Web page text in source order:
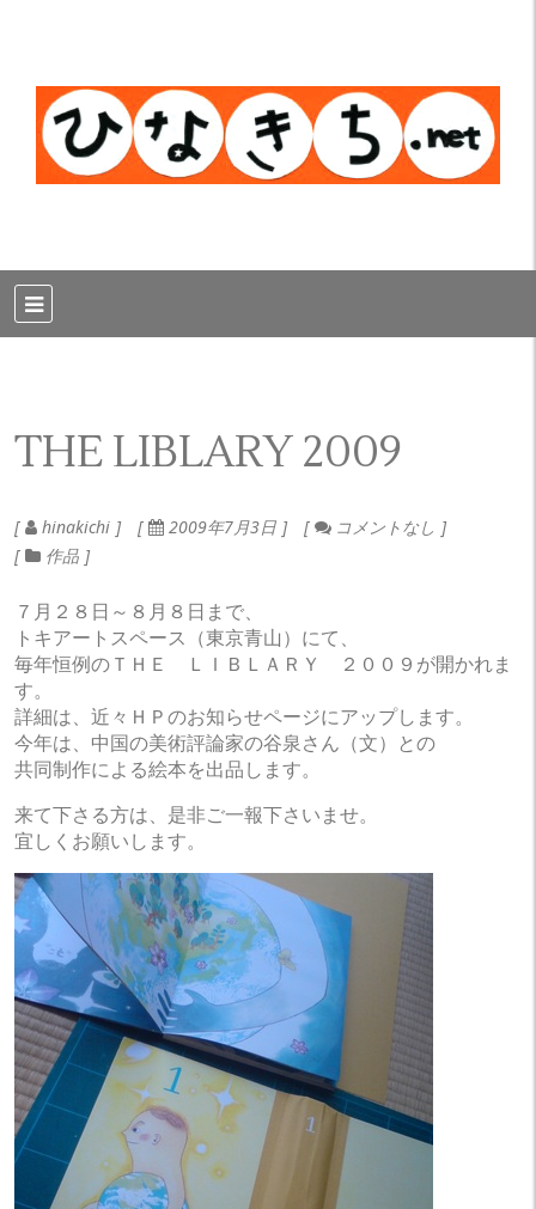
THE LIBLARY 2009
hinakichi 2009年7月3日
コメントなし
作品
７月２８日～８月８日まで、
トキアートスペース（東京青山）にて、
毎年恒例のＴＨＥ ＬＩＢＬＡＲＹ ２００９が開かれま
す。
詳細は、近々ＨＰのお知らせページにアップします。
今年は、中国の美術評論家の谷泉さん（文）との
共同制作による絵本を出品します。
来て下さる方は、是非ご一報下さいませ。
宜しくお願いします。